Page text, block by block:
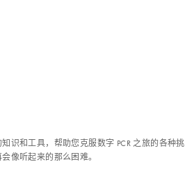
识和工具，帮助您克服数字 PCR 之旅的各种挑
像听起来的那么困难。